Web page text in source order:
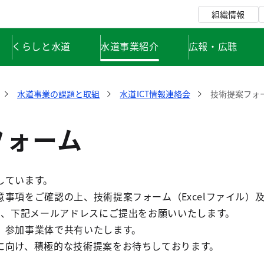
組織情報
くらしと水道 水道事業紹介 広報・広聴
水道事業の課題と取組 水道ICT情報連絡会 技術提案フォ
ーム
います。
項をご確認の上、技術提案フォーム（Excelファイル）
下記メールアドレスにご提出をお願いいたします。
加事業体で共有いたします。
け、積極的な技術提案をお待ちしております。